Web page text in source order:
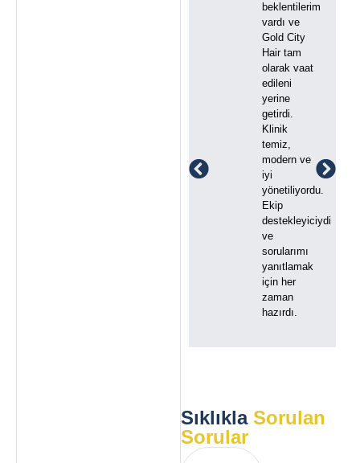
beklentilerim
vardı ve
Gold City
Hair tam
olarak vaat
edileni
yerine
getirdi.
Klinik
temiz,
modern ve
iyi
yönetiliyordu.
Ekip
destekleyiciydi
ve
sorularımı
yanıtlamak
için her
zaman
hazırdı.
Sıklıkla Sorulan
Sorular